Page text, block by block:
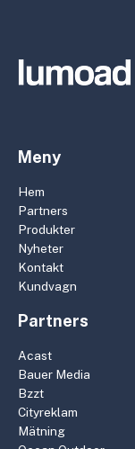
Meny
Hem
Partners
Produkter
Nyheter
Kontakt
Kundvagn
Partners
Acast
Bauer Media
Bzzt
Cityreklam
Mätning